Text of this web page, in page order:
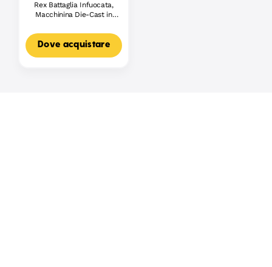
Rex Battaglia Infuocata,
Macchinina Die-Cast in
Nemico
Dove acquistare